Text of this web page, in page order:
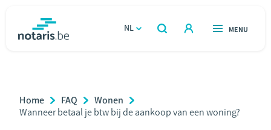
gaan
NL
OPEN
ZOEKEN
OPEN
MENU
Relatie & samenleven
Breadcrumb
Home FAQ
Wonen
Current
Wanneer betaal je btw bij de aankoop van een woning?